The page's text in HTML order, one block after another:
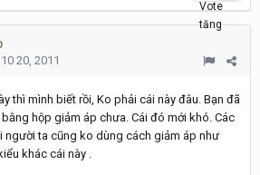
20, 2011
thì mình biết rồi, Ko phải cái này đâu. Bạn đã
hộp giảm áp chưa. Cái đó mới khó. Các
người ta cũng ko dùng cách giảm áp như
khác cái này .